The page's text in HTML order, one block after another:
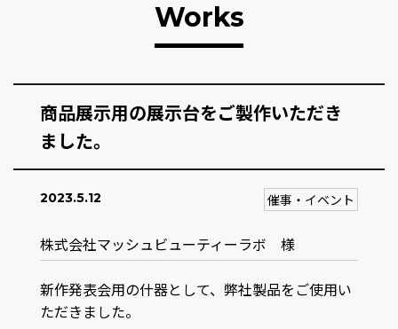
Works
商品展示用の展示台をご製作いただき
ました。
2023.5.12 催事・イベント
株式会社マッシュビューティーラボ 様
新作発表会用の什器として、弊社製品をご使用い
ただきました。